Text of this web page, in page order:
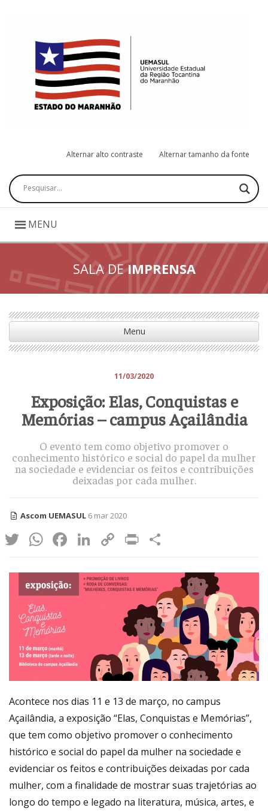
Alternar alto contraste Alternar tamanho da fonte
Pesquisar
MENU
SALA DEIMPRENSA
Menu
11/03/2020
Exposição: Elas, Conquistas e
Memórias – campus Açailândia
O evento tem como objetivo promover o
conhecimento histórico e social do papel da mulher
na sociedade e evidenciar os feitos e contribuições
deixadas por cada mulher.
Ascom UEMASUL 6 mar 2020
Twitter
WhatsApp
Facebook
LinkedIn
CopyPrint
Acontece nos dias 11 e 13 de março, no campus
Açailândia, a exposição “Elas, Conquistas e Memórias”,
que tem como objetivo promover o conhecimento
histórico e social do papel da mulher na sociedade e
evidenciar os feitos e contribuições deixadas por cada
mulher, com a finalidade de mostrar suas trajetórias ao
longo do tempo e legado na literatura, música, artes, e